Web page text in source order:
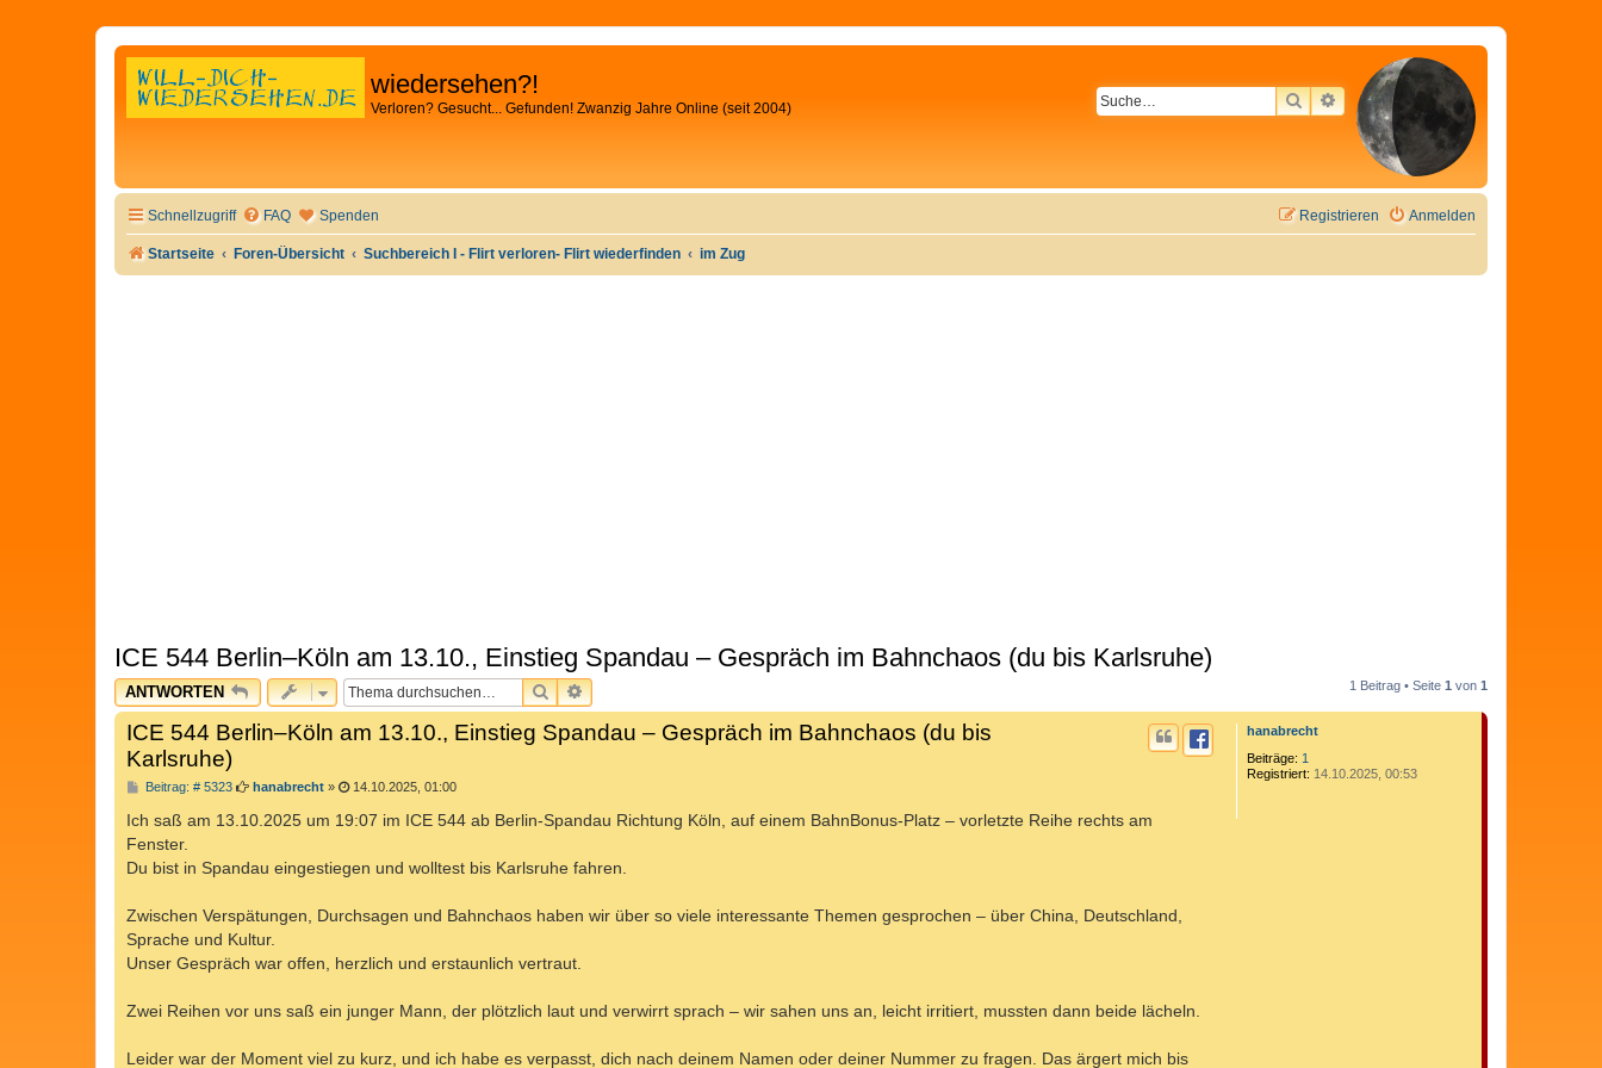
wiedersehen?!
Verloren? Gesucht... Gefunden! Zwanzig Jahre Online (seit 2004) SUCHEERWEITERTE SUCHE
Schnellzugriff FAQ Spenden Anmelden
Registrieren
Startseite Foren-Übersicht Suchbereich I - Flirt verloren- Flirt wiederfinden im Zug
ICE 544 Berlin–Köln am 13.10., Einstieg Spandau – Gespräch im Bahnchaos (du bis Karlsruhe)
ANTWORTEN SUCHEERWEITERTE SUCHE 1 Beitrag • Seite 1 von 1
hanabrecht
Beiträge: 1
Registriert: 14.10.2025, 00:53
ICE 544 Berlin–Köln am 13.10., Einstieg Spandau – Gespräch im Bahnchaos (du bis
Karlsruhe)
Beitrag: # 5323B
i
a
g
hanabrecht» 14.10.2025, 01:00
Ich saß am 13.10.2025 um 19:07 im ICE 544 ab Berlin-Spandau Richtung Köln, auf einem BahnBonus-Platz – vorletzte Reihe rechts am
Fenster.
Du bist in Spandau eingestiegen und wolltest bis Karlsruhe fahren.
Zwischen Verspätungen, Durchsagen und Bahnchaos haben wir über so viele interessante Themen gesprochen – über China, Deutschland,
Sprache und Kultur.
Unser Gespräch war offen, herzlich und erstaunlich vertraut.
Zwei Reihen vor uns saß ein junger Mann, der plötzlich laut und verwirrt sprach – wir sahen uns an, leicht irritiert, mussten dann beide lächeln.
Leider war der Moment viel zu kurz, und ich habe es verpasst, dich nach deinem Namen oder deiner Nummer zu fragen. Das ärgert mich bis